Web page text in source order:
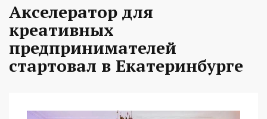
Акселератор для
креативных
предпринимателей
стартовал в Екатеринбурге